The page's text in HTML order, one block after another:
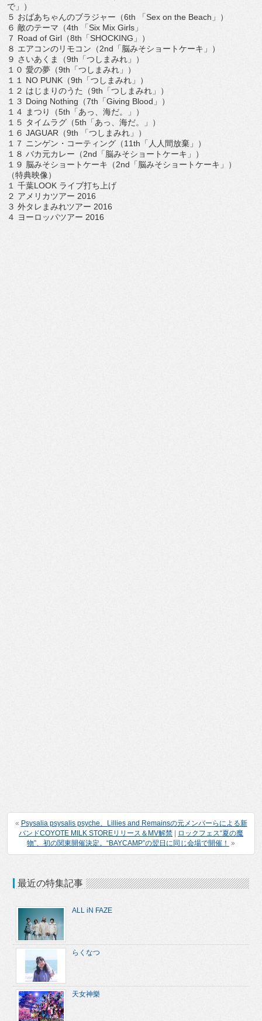
で」）
５ おばあちゃんのブラジャー（6th 「Sex on the Beach」）
６ 敵のテーマ（4th 「Six Mix Girls」
７ Road of Girl（8th「SHOCKING」）
８ エアコンのリモコン（2nd「脳みそショートケーキ」）
９ さいあくま（9th「つしまみれ」）
１０ 愛の夢（9th「つしまみれ」）
１１ NO PUNK（9th「つしまみれ」）
１２ はじまりのうた（9th「つしまみれ」）
１３ Doing Nothing（7th「Giving Blood」）
１４ まつり（5th「あっ、海だ。」）
１５ タイムラグ（5th「あっ、海だ。」）
１６ JAGUAR（9th 「つしまみれ」）
１７ ニンゲン・コーティング（11th「⼈人間放棄」）
１８ バカ元カレー（2nd「脳みそショートケーキ」）
１９ 脳みそショートケーキ（2nd「脳みそショートケーキ」）
（特典映像）
１ 千葉LOOK ライブ打ち上げ
２ アメリカツアー 2016
３ 外タレまみれツアー 2016
４ ヨーロッパツアー 2016
« Psysalia psysalis psyche、Lillies and Remainsの元メンバーらによる新
バンドCOYOTE MILK STOREリリース＆MV解禁 | ロックフェス“夏の魔
物”、初の関東開催決定。“BAYCAMP”の翌日に同じ会場で開催！ »
最近の特集記事
ALL iN FAZE
らくなつ
天女神樂